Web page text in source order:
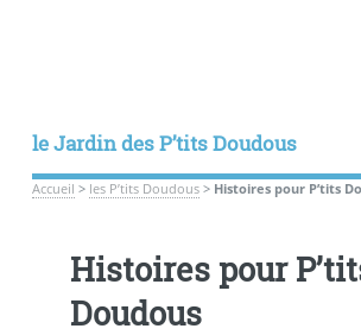
le Jardin des P’tits Doudous
Accueil > les P’tits Doudous> Histoires pour P’tits
Histoires pour
Doudous